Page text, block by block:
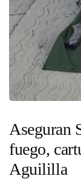
Aseguran
fuego,
Aguililla